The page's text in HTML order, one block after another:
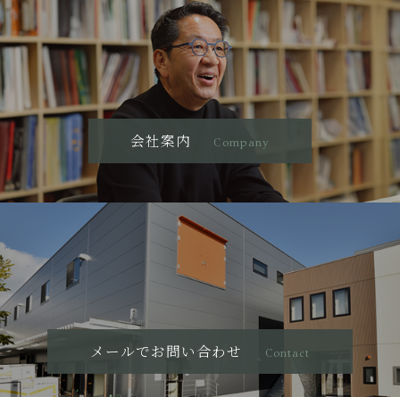
会社案内 Company
メールでお問い合わせ Contact